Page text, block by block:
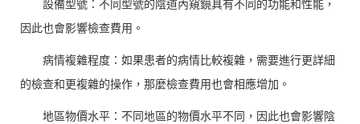
因此也會影響檢查費用。
病情複雜程度：如果患者的病情比較複雜，需要進行更詳細
的檢查和更複雜的操作，那麼檢查費用也會相應增加。
地區物價水平：不同地區的物價水平不同，因此也會影響陰